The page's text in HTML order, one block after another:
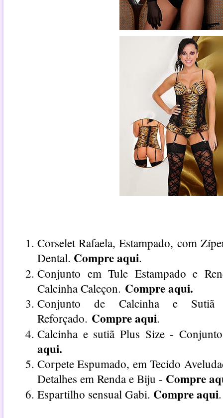
Corselet Rafaela, Estampado, com
Dental. Compre aqui.
Conjunto em Tule Estampado e
Calcinha Caleçon. Compre aqui.
Conjunto de Calcinha e Sutiã
Reforçado. Compre aqui.
Calcinha e sutiã Plus Size -
aqui.
Corpete Espumado, em Tecido
Detalhes em Renda e Biju - Compre
Espartilho sensual Gabi. Compre aqui.